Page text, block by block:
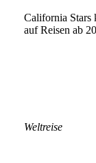
California Stars
auf Reisen ab
Weltreise